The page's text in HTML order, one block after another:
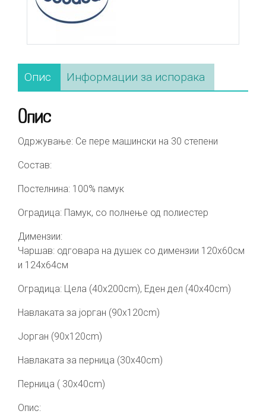
Опис Информации за испорака
Опис
Одржување: Се пере машински на 30 степени
Состав:
Постелнина: 100% памук
Оградица: Памук, со полнење од полиестер
Димензии:
Чаршав: одговара на душек со димензии 120х60см
и 124х64см
Оградица: Цела (40х200cm), Еден дел (40х40cm)
Навлаката за јорган (90х120cm)
Jорган (90х120cm)
Навлаката за перница (30х40cm)
Перница ( 30х40cm)
Опис: